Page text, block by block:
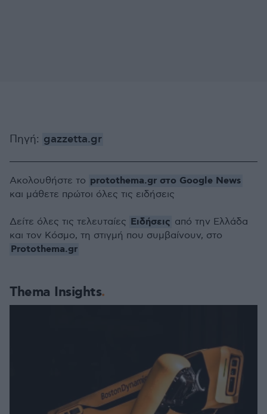
Πηγή: gazzetta.gr
Thema Insights
Ακολουθήστε το protothema.gr στο Google News
και μάθετε πρώτοι όλες τις ειδήσεις
Δείτε όλες τις τελευταίες Ειδήσεις από την Ελλάδα
και τον Κόσμο, τη στιγμή που συμβαίνουν, στο
Protothema.gr